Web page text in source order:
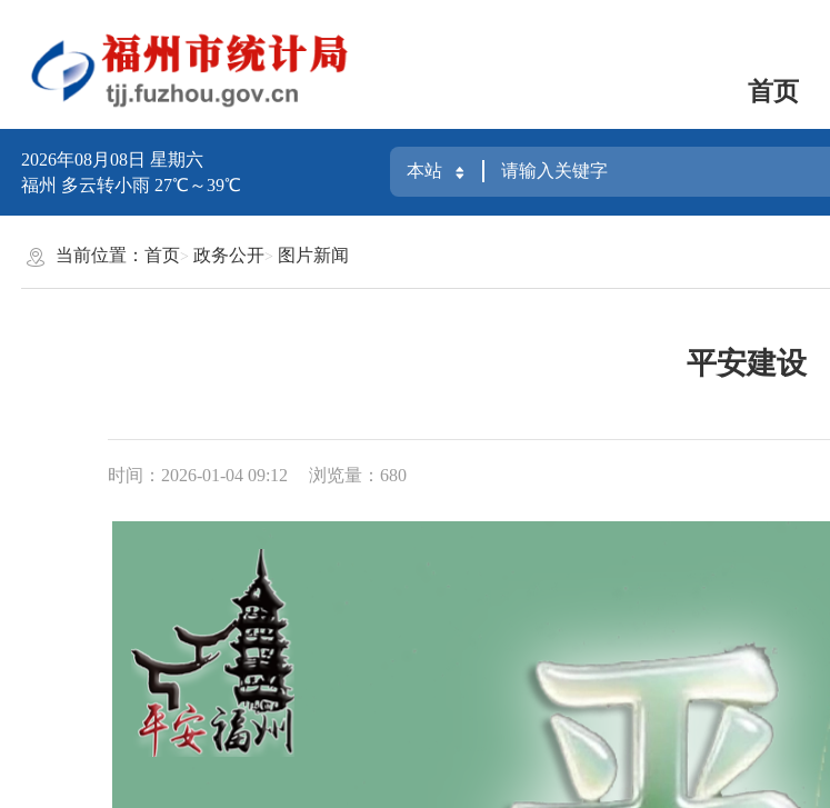
首页
2026年08月08日 星期六
福州 多云转小雨 27℃～39℃
当前位置： 首页 政务公开 图片新闻
平安建设
时间：2026-01-04 09:12 浏览量：680